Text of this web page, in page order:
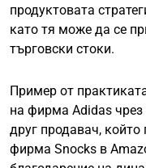
продуктовата
като тя може да се
търговски стоки.
Пример от
на фирма Adidas чрез
друг продавач,
фирма Snocks в